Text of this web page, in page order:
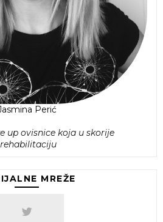
Perić
up ovisnice koja u skorije
MREŽE